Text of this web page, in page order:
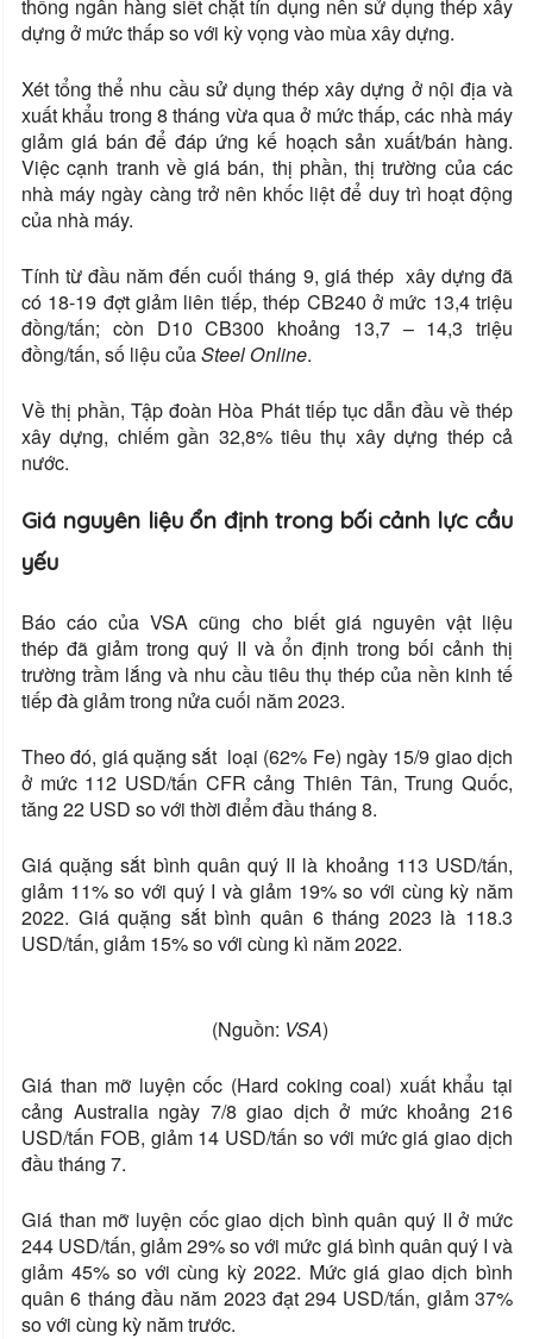
thống ngân hàng siết chặt tín dụng nên sử dụng thép xây
dựng ở mức thấp so với kỳ vọng vào mùa xây dựng.
Xét tổng thể nhu cầu sử dụng thép xây dựng ở nội địa và
xuất khẩu trong 8 tháng vừa qua ở mức thấp, các nhà máy
giảm giá bán để đáp ứng kế hoạch sản xuất/bán hàng.
Việc cạnh tranh về giá bán, thị phần, thị trường của các
nhà máy ngày càng trở nên khốc liệt để duy trì hoạt động
của nhà máy.
Tính từ đầu năm đến cuối tháng 9, giá thép xây dựng đã
có 18-19 đợt giảm liên tiếp, thép CB240 ở mức 13,4 triệu
đồng/tấn; còn D10 CB300 khoảng 13,7 – 14,3 triệu
đồng/tấn, số liệu củaSteel Online.
Về thị phần, Tập đoàn Hòa Phát tiếp tục dẫn đầu về thép
xây dựng, chiếm gần 32,8% tiêu thụ xây dựng thép cả
nước.
Giá nguyên liệu ổn định trong bối cảnh lực cầu
yếu
Báo cáo của VSA cũng cho biết giá nguyên vật liệu
thép đã giảm trong quý II và ổn định trong bối cảnh thị
trường trầm lắng và nhu cầu tiêu thụ thép của nền kinh tế
tiếp đà giảm trong nửa cuối năm 2023.
Theo đó, giá quặng sắt loại (62% Fe) ngày 15/9 giao dịch
ở mức 112 USD/tấn CFR cảng Thiên Tân, Trung Quốc,
tăng 22 USD so với thời điểm đầu tháng 8.
Giá quặng sắt bình quân quý II là khoảng 113 USD/tấn,
giảm 11% so với quý I và giảm 19% so với cùng kỳ năm
2022. Giá quặng sắt bình quân 6 tháng 2023 là 118.3
USD/tấn, giảm 15% so với cùng kì năm 2022.
(Nguồn: VSA)
Giá than mỡ luyện cốc (Hard coking coal) xuất khẩu tại
cảng Australia ngày 7/8 giao dịch ở mức khoảng 216
USD/tấn FOB, giảm 14 USD/tấn so với mức giá giao dịch
đầu tháng 7.
Giá than mỡ luyện cốc giao dịch bình quân quý II ở mức
244 USD/tấn, giảm 29% so với mức giá bình quân quý I và
giảm 45% so với cùng kỳ 2022. Mức giá giao dịch bình
quân 6 tháng đầu năm 2023 đạt 294 USD/tấn, giảm 37%
so với cùng kỳ năm trước.